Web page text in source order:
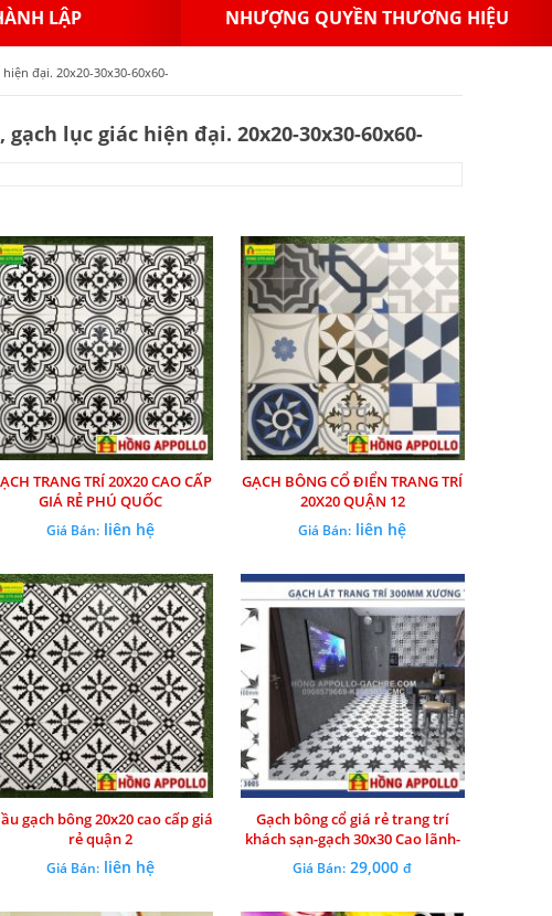
THƯƠNG HIỆU PHÂN PHỐI GẠCH MEN
đại. 20x20-30x30-60x60-
lục giác hiện đại. 20x20-30x30-60x60-
TRANG TRÍ 20X20 CAO CẤP
GIÁ RẺ PHÚ QUỐC
Giá Bán: liên hệ
GẠCH BÔNG CỔ ĐIỂN TRANG TRÍ
20X20 QUẬN 12
Giá Bán: liên hệ
gạch bông 20x20 cao cấp giá
rẻ quận 2
Giá Bán: liên hệ
Gạch bông cổ giá rẻ trang trí
khách sạn-gạch 30x30 Cao lãnh-
Đồng tháp
Giá Bán: 29,000đ